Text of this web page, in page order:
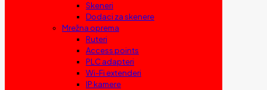
Skeneri
Dodaci za skenere
Mrežna oprema
Ruteri
Access points
PLC adapteri
Wi-Fi extenderi
IP kamere